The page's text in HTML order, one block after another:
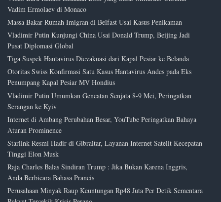
Vadim Ermolaev di Monaco
Massa Bakar Rumah Imigran di Belfast Usai Kasus Penikaman
Vladimir Putin Kunjungi China Usai Donald Trump, Beijing Jadi
Pusat Diplomasi Global
Tiga Suspek Hantavirus Dievakuasi dari Kapal Pesiar ke Belanda
Otoritas Swiss Konfirmasi Satu Kasus Hantavirus Andes pada Eks
Penumpang Kapal Pesiar MV Hondius
Vladimir Putin Umumkan Gencatan Senjata 8-9 Mei, Peringatkan
Serangan ke Kyiv
Internet di Ambang Perubahan Besar, YouTube Peringatkan Bahaya
Aturan Prominence
Starlink Resmi Hadir di Gibraltar, Layanan Internet Satelit Kecepatan
Tinggi Elon Musk
Raja Charles Balas Sindiran Trump : Jika Bukan Karena Inggris,
Anda Berbicara Bahasa Prancis
Perusahaan Minyak Raup Keuntungan Rp48 Juta Per Detik Sementara